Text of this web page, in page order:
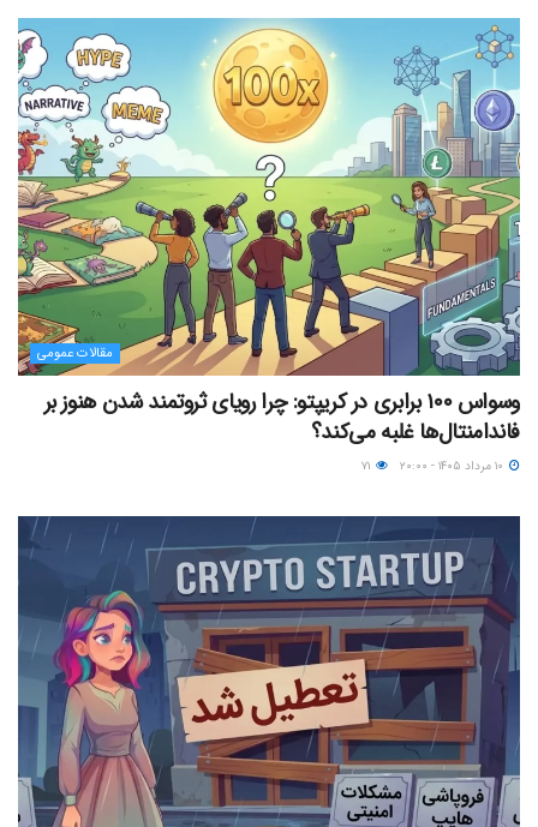
مقالات عمومی
وسواس ۱۰۰ برابری در کریپتو: چرا رویای ثروتمند شدن هنوز بر
فاندامنتال‌ها غلبه می‌کند؟